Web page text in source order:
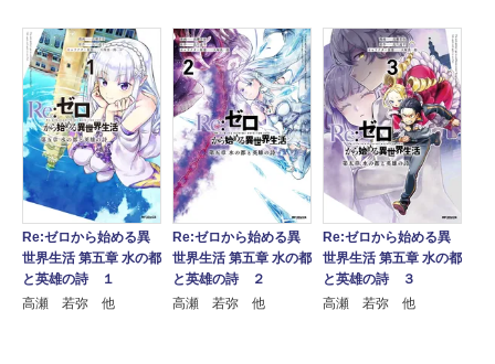
Re:ゼロから始める異
世界生活 第五章 水の都
と英雄の詩 １
高瀬 若弥 他
Re:ゼロから始める異
世界生活 第五章 水の都
と英雄の詩 ２
高瀬 若弥 他
Re:ゼロから始める異
世界生活 第五章 水の都
と英雄の詩 ３
高瀬 若弥 他